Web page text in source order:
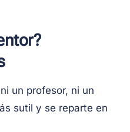
un profesor, ni un
sutil y se reparte en